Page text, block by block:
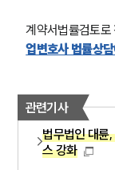
계약서법률검토
업변호사 법률상
관련기사
법무법인 대
스 강화